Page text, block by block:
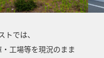
トでは、
工場等を現況のまま